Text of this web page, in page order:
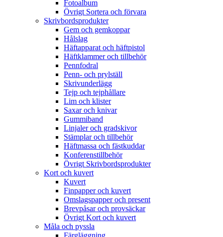
Fotoalbum
Övrigt Sortera och förvara
Skrivbordsprodukter
Gem och gemkoppar
Hålslag
Häftapparat och häftpistol
Häftklammer och tillbehör
Pennfodral
Penn- och prylställ
Skrivunderlägg
Tejp och tejphållare
Lim och klister
Saxar och knivar
Gummiband
Linjaler och gradskivor
Stämplar och tillbehör
Häftmassa och fästkuddar
Konferenstillbehör
Övrigt Skrivbordsprodukter
Kort och kuvert
Kuvert
Finpapper och kuvert
Omslagspapper och present
Brevpåsar och provsäckar
Övrigt Kort och kuvert
Måla och pyssla
Färgläggning